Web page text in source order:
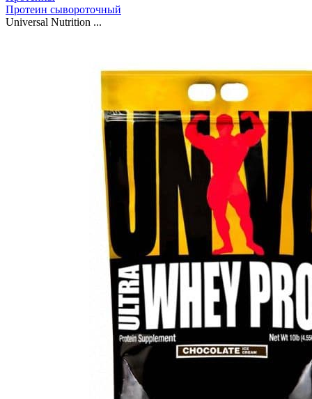
Протеин сывороточный
Universal Nutrition ...